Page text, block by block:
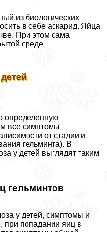
из биологических
в себе аскарид. Яйца
При этом сама
среде
определенную
все симптомы
от стадии и
гельминта). В
у детей выглядят таким
гельминтов
у детей, симптомы и
при попадании яиц в